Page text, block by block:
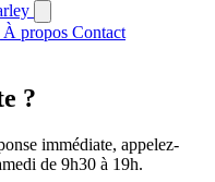
À propos Contact
?
immédiate, appelez-
de 9h30 à 19h.